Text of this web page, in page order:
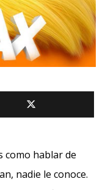
como hablar de
nadie le conoce.